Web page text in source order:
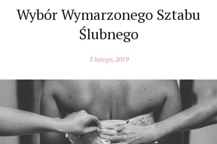
Wybór Wymarzonego Sztabu
Ślubnego
3 lutego, 2019